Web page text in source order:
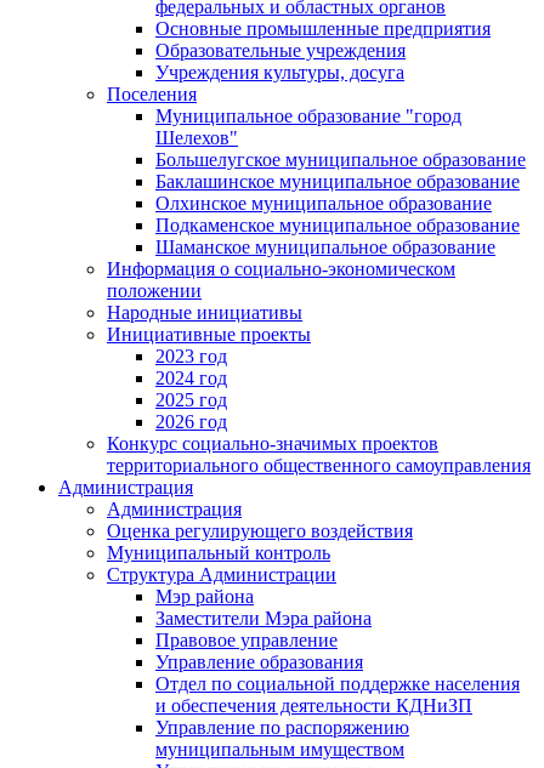
федеральных и областных органов
Основные промышленные предприятия
Образовательные учреждения
Учреждения культуры, досуга
Поселения
Муниципальное образование "город
Шелехов"
Большелугское муниципальное образование
Баклашинское муниципальное образование
Олхинское муниципальное образование
Подкаменское муниципальное образование
Шаманское муниципальное образование
Информация о социально-экономическом
положении
Народные инициативы
Инициативные проекты
2023 год
2024 год
2025 год
2026 год
Конкурс социально-значимых проектов
территориального общественного самоуправления
Администрация
Администрация
Оценка регулирующего воздействия
Муниципальный контроль
Структура Администрации
Мэр района
Заместители Мэра района
Правовое управление
Управление образования
Отдел по социальной поддержке населения
и обеспечения деятельности КДНиЗП
Управление по распоряжению
муниципальным имуществом